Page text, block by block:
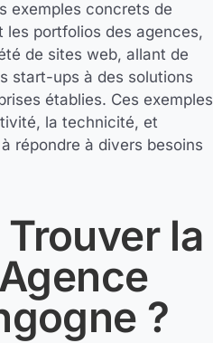
exemples concrets de
les portfolios des agences,
de sites web, allant de
start-ups à des solutions
établies. Ces exemples
la technicité, et
répondre à divers besoins
la
?